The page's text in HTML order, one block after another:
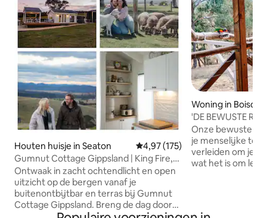
Houten huisje in Seaton Gemiddelde beoordeling van
4,97 (175)
Gumnut Cottage Gippsland | King Fire,
uitzicht op de bergen
Ontwaak in zacht ochtendlicht en open
uitzicht op de bergen vanaf je
buitenontbijtbar en terras bij Gumnut
Cottage Gippsland. Breng de dag door
Woning in
'DE BEWUSTE
omgeving in
Onze bewuste
je menselijke
verleiden om je
wat het is om